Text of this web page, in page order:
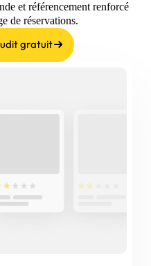
et référencement renforcé
de réservations.
gratuit